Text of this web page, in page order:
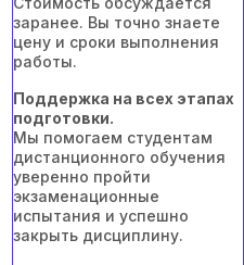
заранее. Вы точно знаете
цену и сроки выполнения
работы.
Поддержка на всех этапах
подготовки.
Мы помогаем студентам
дистанционного обучения
уверенно пройти
экзаменационные
испытания и успешно
закрыть дисциплину.